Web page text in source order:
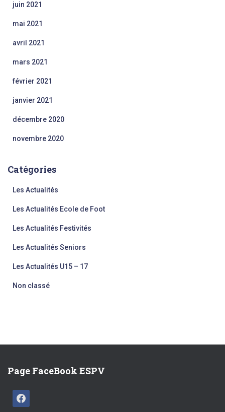
juin 2021
mai 2021
avril 2021
mars 2021
février 2021
janvier 2021
décembre 2020
novembre 2020
Catégories
Les Actualités
Les Actualités Ecole de Foot
Les Actualités Festivités
Les Actualités Seniors
Les Actualités U15 – 17
Non classé
Page FaceBook ESPV